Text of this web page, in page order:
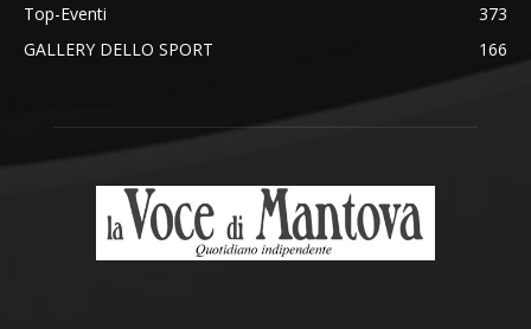
Top-Eventi
373
GALLERY DELLO SPORT
166